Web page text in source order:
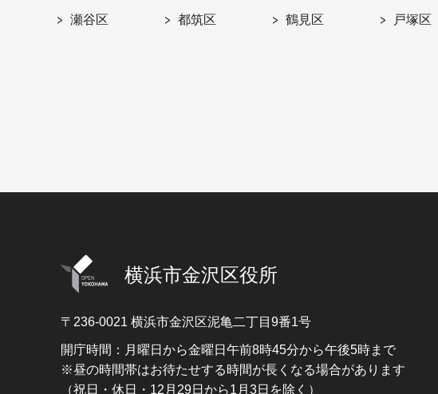
瀬谷区 都筑区 鶴見区 戸塚区
横浜市金沢区役所
〒236-0021 横浜市金沢区泥亀二丁目9番1号
開庁時間：月曜日から金曜日午前8時45分から午後5時まで
※昼の時間帯はお待たせする時間が長くなる場合があります
（祝日・休日・12月29日から1月3日を除く）